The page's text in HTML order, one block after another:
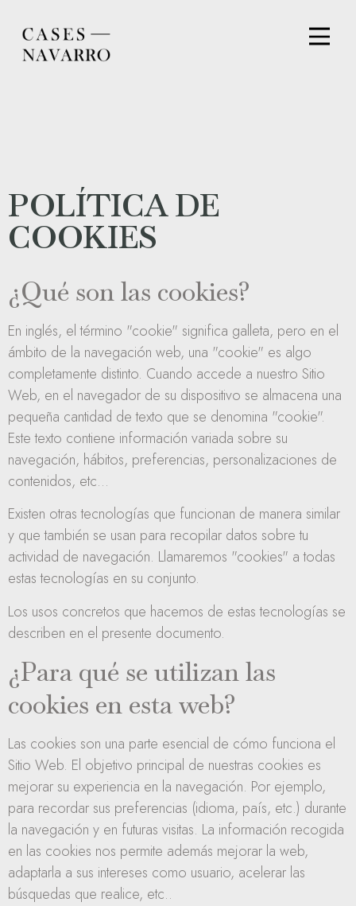
POLÍTICA DE
COOKIES
¿Qué son las cookies?
En inglés, el término "cookie" significa galleta, pero en el
ámbito de la navegación web, una "cookie" es algo
completamente distinto. Cuando accede a nuestro Sitio
Web, en el navegador de su dispositivo se almacena una
pequeña cantidad de texto que se denomina "cookie".
Este texto contiene información variada sobre su
navegación, hábitos, preferencias, personalizaciones de
contenidos, etc...
Existen otras tecnologías que funcionan de manera similar
y que también se usan para recopilar datos sobre tu
actividad de navegación. Llamaremos "cookies" a todas
estas tecnologías en su conjunto.
Los usos concretos que hacemos de estas tecnologías se
describen en el presente documento.
¿Para qué se utilizan las
cookies en esta web?
Las cookies son una parte esencial de cómo funciona el
Sitio Web. El objetivo principal de nuestras cookies es
mejorar su experiencia en la navegación. Por ejemplo,
para recordar sus preferencias (idioma, país, etc.) durante
la navegación y en futuras visitas. La información recogida
en las cookies nos permite además mejorar la web,
adaptarla a sus intereses como usuario, acelerar las
búsquedas que realice, etc..